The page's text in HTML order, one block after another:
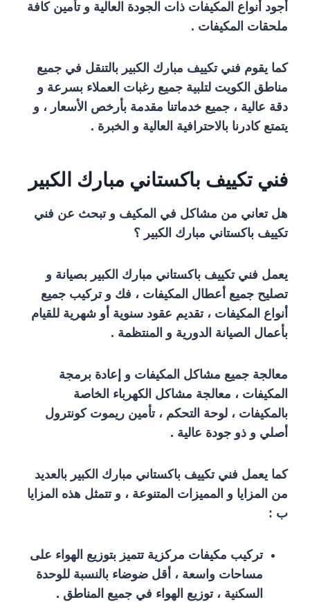
أجود أنواع المكيفات ذات الجودة العالية و تأمين كافة
ملحقات المكيفات .
كما يقوم فني تكييف مبارك الكبير بالتنقل في جميع
مناطق الكويت لتلبية جميع رغبات العملاء بسرعة و
دقة عالية ، جميع خدماتنا مقدمة بأرخص الأسعار ، و
يتمتع كادرنا بالاحترافية العالية و الخبرة .
فني تكييف باكستاني مبارك الكبير
هل تعاني من مشاكل في المكيف و تبحث عن فني
تكييف باكستاني مبارك الكبير ؟
يعمل فني تكييف باكستاني مبارك الكبير بصيانة و
تصليح جميع أعطال المكيفات ، فك و تركيب جميع
أنواع المكيفات ، تقديم عقود سنوية أو شهرية للقيام
بأعمال الصيانة الدورية و المنتظمة .
معالجة جميع مشاكل المكيفات و إعادة برمجة
المكيفات ، معالجة مشاكل الكهرباء الخاصة
بالمكيفات ، لوحة التحكم ، تأمين ريموت كونترول
أصلي و ذو جودة عالية .
كما يعمل فني تكييف باكستاني مبارك الكبير بالعديد
من المزايا و المميزات المتنوعة ، و تتمثل هذه المزايا
ب :
تركيب مكيفات مركزية تتميز بتوزيع الهواء على
مساحات واسعة ، أقل ضوضاء بالنسبة للوحدة
السكنية ، توزيع الهواء في جميع المناطق .